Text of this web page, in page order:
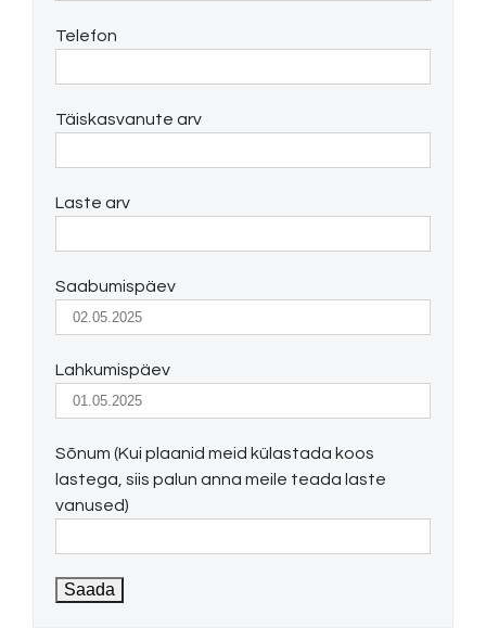
Telefon
Täiskasvanute arv
Laste arv
Saabumispäev
Lahkumispäev
Sõnum (Kui plaanid meid külastada koos
lastega, siis palun anna meile teada laste
vanused)